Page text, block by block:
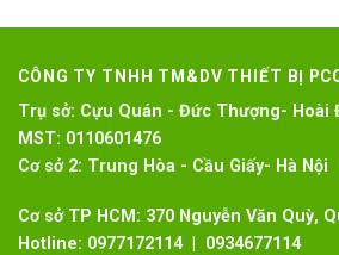
CÔNG TY TNHH TM&DV THIẾT BỊ
Trụ sở: Cựu Quán - Đức Thượng- Hoài
MST: 0110601476
Cơ sở 2: Trung Hòa - Cầu Giấy- Hà Nội
Cơ sở TP HCM: 370 Nguyễn Văn Quỳ,
Hotline: 0977172114 | 0934677114